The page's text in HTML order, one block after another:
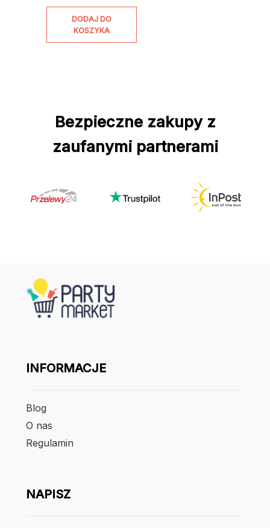
DODAJ DO
KOSZYKA
Bezpieczne zakupy z
zaufanymi partnerami
INFORMACJE
Blog
O nas
Regulamin
NAPISZ